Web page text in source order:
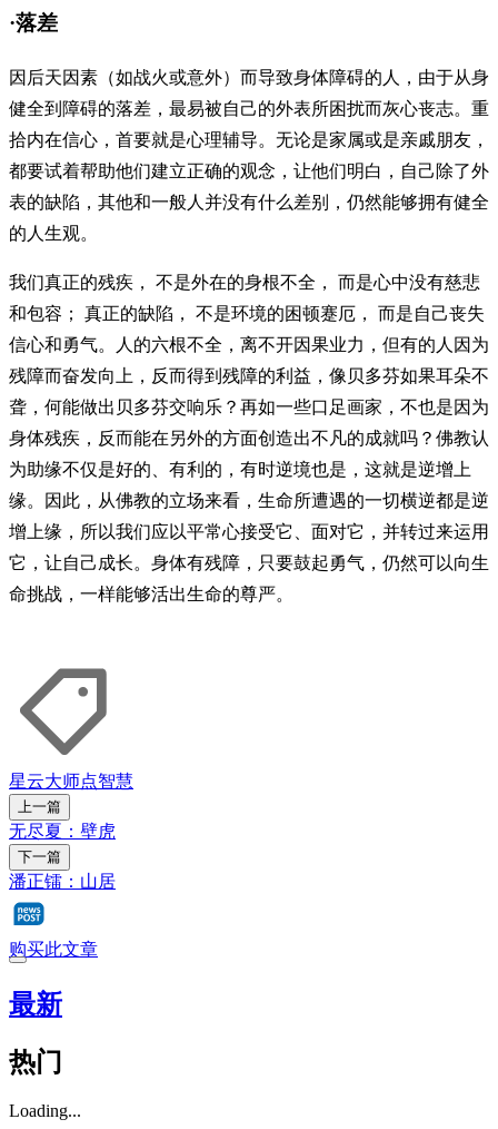
·落差
因后天因素（如战火或意外）而导致身体障碍的人，由于从身
健全到障碍的落差，最易被自己的外表所困扰而灰心丧志。重
拾内在信心，首要就是心理辅导。无论是家属或是亲戚朋友，
都要试着帮助他们建立正确的观念，让他们明白，自己除了外
表的缺陷，其他和一般人并没有什么差别，仍然能够拥有健全
的人生观。
我们真正的残疾， 不是外在的身根不全， 而是心中没有慈悲
和包容； 真正的缺陷， 不是环境的困顿蹇厄， 而是自己丧失
信心和勇气。人的六根不全，离不开因果业力，但有的人因为
残障而奋发向上，反而得到残障的利益，像贝多芬如果耳朵不
聋，何能做出贝多芬交响乐？再如一些口足画家，不也是因为
身体残疾，反而能在另外的方面创造出不凡的成就吗？佛教认
为助缘不仅是好的、有利的，有时逆境也是，这就是逆增上
缘。因此，从佛教的立场来看，生命所遭遇的一切横逆都是逆
增上缘，所以我们应以平常心接受它、面对它，并转过来运用
它，让自己成长。身体有残障，只要鼓起勇气，仍然可以向生
命挑战，一样能够活出生命的尊严。
星云大师点智慧
上一篇
无尽夏：壁虎
下一篇
潘正镭：山居
购买此文章
最新
热门
Loading...